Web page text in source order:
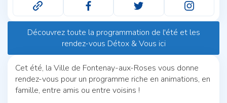
Découvrez toute la programmation de l'été et les
rendez-vous Détox & Vous ici
Cet été, la Ville de Fontenay-aux-Roses vous donne
rendez-vous pour un programme riche en animations, en
famille, entre amis ou entre voisins !